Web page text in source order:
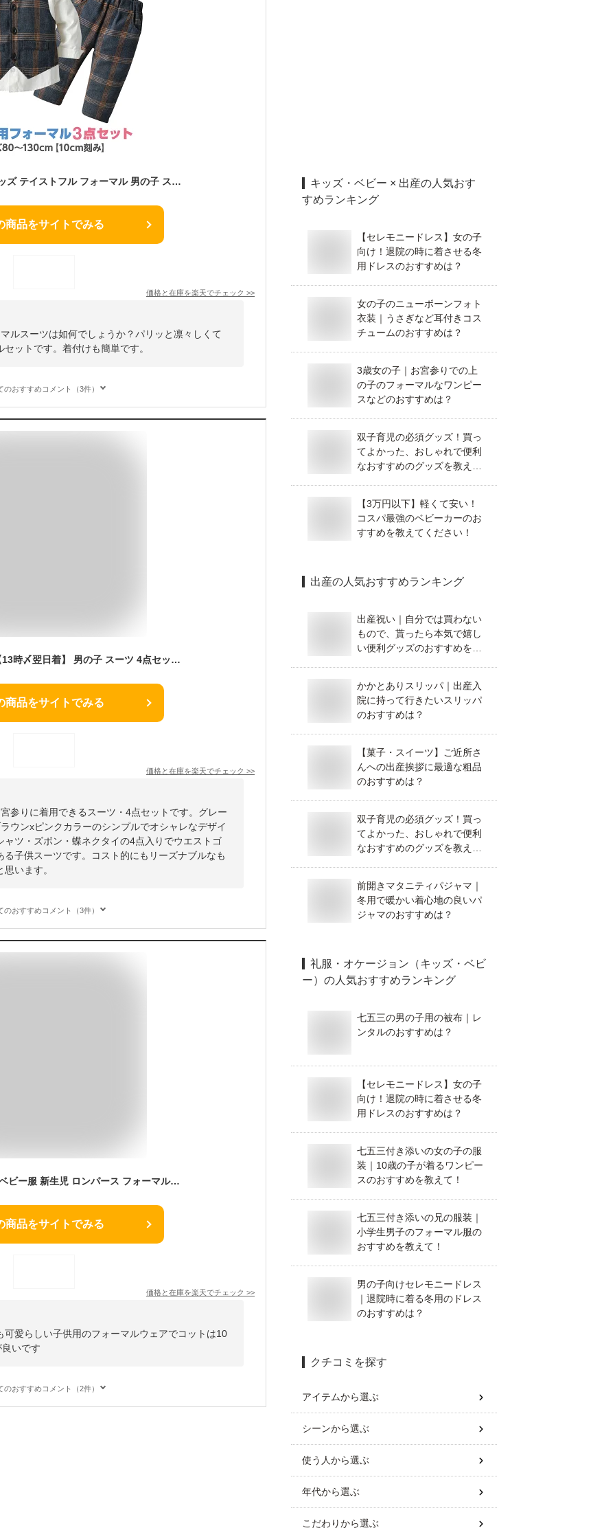
【13時〆翌日着】 キッズ テイストフル フォーマル 男の子 スーツ シャツ セット 子供スーツ キッズスーツ おしゃれ 子供服 子供 結婚式 お呼ばれ 誕生日 お宮参り 記念撮影 小学生 かっこいい 1歳 2歳 3歳 4歳 5歳 洋装 衣装 葬式 幼児 誕生日
商品をサイトでみる
価格と在庫を楽天でチェック >>
ルスーツは如何でしょうか？パリッと凛々しくて
ットです。着付けも簡単です。
のおすすめコメント（3件）
【15日限定P10倍】【13時〆翌日着】 男の子 スーツ 4点セット キッズ フォーマル 子供 キッズスーツ 結婚式 お呼ばれ 発表会 子供服 長袖 お食い初め 入園式 卒園式 入学式 ベビー 誕生日 幼児 0歳 1歳 2歳 3歳 4歳 5歳 80 90 100 cm 【交換再送料無料】
商品をサイトでみる
価格と在庫を楽天でチェック >>
参りに着用できるスーツ・4点セットです。グレー
ウンxピンクカラーのシンプルでオシャレなデザイ
ツ・ズボン・蝶ネクタイの4点入りでウエストゴ
子供スーツです。コスト的にもリーズナブルなも
います。
のおすすめコメント（3件）
蝶ネクタイ くまの耳 ベビー服 新生児 ロンパース フォーマル 男の子 カバーオール 長袖 綿100%に近い 春夏 春秋用 赤ちゃん チェック 重ね着風 ベスト 冠婚葬祭 結婚式 保育園 卒園式 入園式 入園準備 お宮参り 1歳 お出かけ 出産祝い 6ヶ月 おしゃれ 50cm 60 70cm 80 90
商品をサイトでみる
価格と在庫を楽天でチェック >>
愛らしい子供用のフォーマルウェアでコットは10
いです
のおすすめコメント（2件）
キッズ・ベビー × 出産の人気おす
すめランキング
【セレモニードレス】女の子
向け！退院の時に着させる冬
用ドレスのおすすめは？
女の子のニューボーンフォト
衣装｜うさぎなど耳付きコス
チュームのおすすめは？
3歳女の子｜お宮参りでの上
の子のフォーマルなワンピー
スなどのおすすめは？
双子育児の必須グッズ！買っ
てよかった、おしゃれで便利
なおすすめのグッズを教え
【3万円以下】軽くて安い！
コスパ最強のベビーカーのお
すすめを教えてください！
出産の人気おすすめランキング
出産祝い｜自分では買わない
もので、貰ったら本気で嬉し
い便利グッズのおすすめを教
かかとありスリッパ｜出産入
院に持って行きたいスリッパ
のおすすめは？
【菓子・スイーツ】ご近所さ
んへの出産挨拶に最適な粗品
のおすすめは？
双子育児の必須グッズ！買っ
てよかった、おしゃれで便利
なおすすめのグッズを教え
前開きマタニティパジャマ｜
冬用で暖かい着心地の良いパ
ジャマのおすすめは？
礼服・オケージョン（キッズ・ベビ
ー） の人気おすすめランキング
七五三の男の子用の被布｜レ
ンタルのおすすめは？
【セレモニードレス】女の子
向け！退院の時に着させる冬
用ドレスのおすすめは？
七五三付き添いの女の子の服
装｜10歳の子が着るワンピー
スのおすすめを教えて！
七五三付き添いの兄の服装｜
小学生男子のフォーマル服の
おすすめを教えて！
男の子向けセレモニードレス
｜退院時に着る冬用のドレス
のおすすめは？
クチコミを探す
アイテムから選ぶ
シーンから選ぶ
使う人から選ぶ
年代から選ぶ
こだわりから選ぶ